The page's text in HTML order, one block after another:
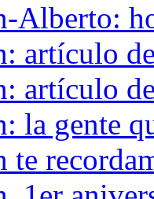
Alberto:
artículo
artículo
la gente
te